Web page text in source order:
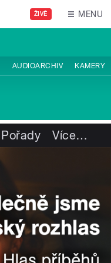
ŽIVĚ MENU
AUDIOARCHIV KAMERY
Pořady Více…